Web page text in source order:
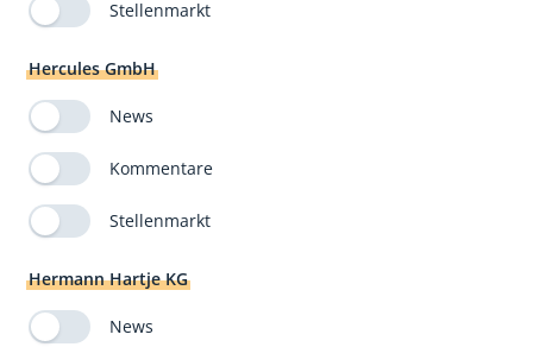
Stellenmarkt
Hercules GmbH
News
Kommentare
Stellenmarkt
Hermann Hartje KG
News